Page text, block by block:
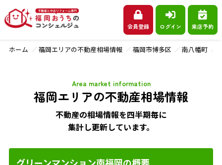
会員登録 ログイン 来店予約
ホーム 福岡エリアの不動産相場情報 福岡市博多区 南八幡町
福岡エリアの不動産相場情報
Area market information
不動産の相場情報を四半期毎に
集計し更新しています。